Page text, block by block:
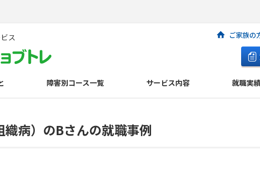
ス ご家族の
障害別コース一覧 サービス内容 就職実
病）のBさんの就職事例